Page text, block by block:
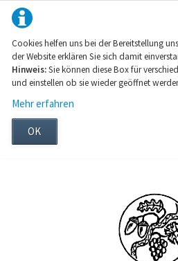
Cookies helfen uns bei der Bereitstellung
der Website erklären Sie sich damit
Hinweis:Sie können diese Box für
und einstellen ob sie wieder geöffnet
Mehr erfahren
OK